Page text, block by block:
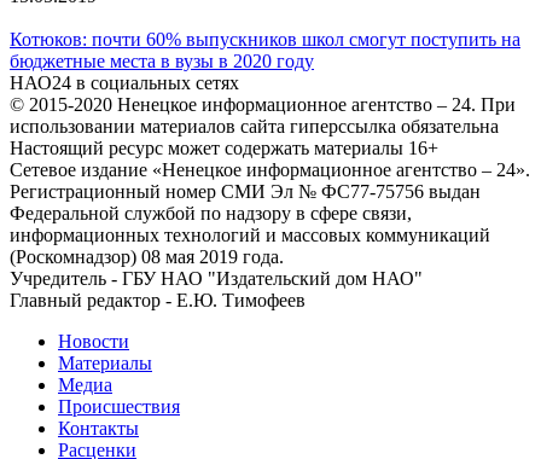
Котюков: почти 60% выпускников школ смогут поступить на
бюджетные места в вузы в 2020 году
НАО24 в социальных сетях
© 2015-2020 Ненецкое информационное агентство – 24. При
использовании материалов сайта гиперссылка обязательна
Настоящий ресурс может содержать материалы 16+
Сетевое издание «Ненецкое информационное агентство – 24».
Регистрационный номер СМИ Эл № ФС77-75756 выдан
Федеральной службой по надзору в сфере связи,
информационных технологий и массовых коммуникаций
(Роскомнадзор) 08 мая 2019 года.
Учредитель - ГБУ НАО "Издательский дом НАО"
Главный редактор - Е.Ю. Тимофеев
Новости
Материалы
Медиа
Происшествия
Контакты
Расценки